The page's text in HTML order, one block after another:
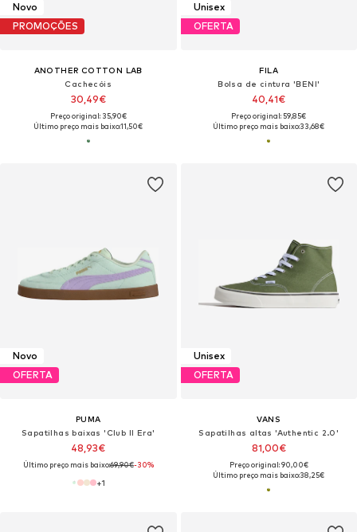
Novo
PROMOÇÕES
ANOTHER COTTON LAB
Cachecóis
30,49€
Preço original: 35,90€
Último preço mais baixo:11,50€
Unisex
OFERTA
FILA
Bolsa de cintura 'BENI'
40,41€
Preço original: 59,85€
Último preço mais baixo:33,68€
Novo
OFERTA
PUMA
Sapatilhas baixas 'Club II Era'
48,93€
Último preço mais baixo:69,90€-30%
+1
Unisex
OFERTA
VANS
Sapatilhas altas 'Authentic 2.0'
81,00€
Preço original: 90,00€
Último preço mais baixo:38,25€